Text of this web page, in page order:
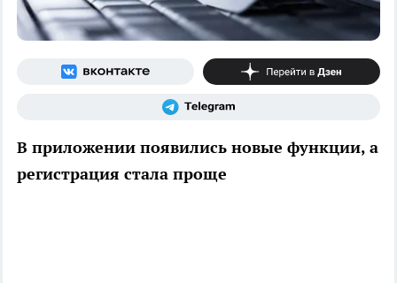
В приложении появились новые функции, а
регистрация стала проще